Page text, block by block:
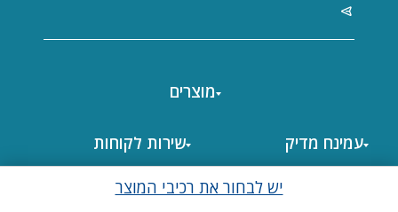
יש לבחור את רכיבי המוצר
מוצרים
עמינח מדיק שירות לקוחות
כל הזכויות שמורות לעמינח © 2026.